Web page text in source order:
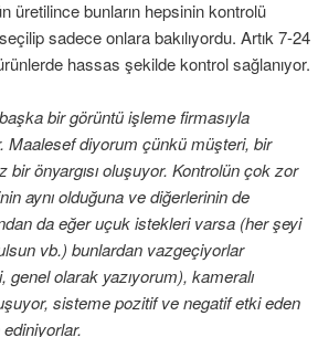
üretilince bunların hepsinin kontrolü
sadece onlara bakılıyordu. Artık 7-24
hassas şekilde kontrol sağlanıyor.
bir görüntü işleme firmasıyla
Maalesef diyorum çünkü müşteri, bir
önyargısı oluşuyor. Kontrolün çok zor
aynı olduğuna ve diğerlerinin de
da eğer uçuk istekleri varsa (her şeyi
vb.) bunlardan vazgeçiyorlar
genel olarak yazıyorum), kameralı
sisteme pozitif ve negatif etki eden